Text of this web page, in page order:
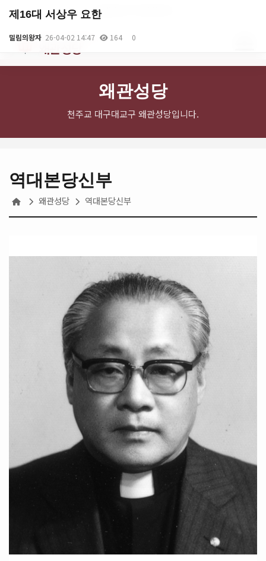
English
천주교 대구대교구
왜관성당
천주교 대구대교구 왜관성당입니다.
역대본당신부
왜관성당 역대본당신부
제16대 서상우 요한
밀림의왕자 26-04-02 14:47 164 0